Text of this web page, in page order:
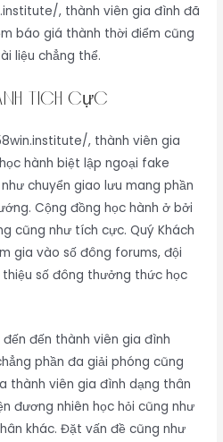
, thành viên gia đình đã
báo giá thành thời điểm cũng
liệu chẳng thể.
tích cực
, thành viên gia
hành biệt lập ngoại fake
chuyển giao lưu mang phần
Cộng đồng học hành ở bởi
cũng như tích cực. Quý Khách
gia vào số đông forums, đội
số đông thưởng thức học
đến thành viên gia đình
phần đa giải phóng cũng
thành viên gia đình dạng thân
đương nhiên học hỏi cũng như
khác. Đặt vấn đề cũng như